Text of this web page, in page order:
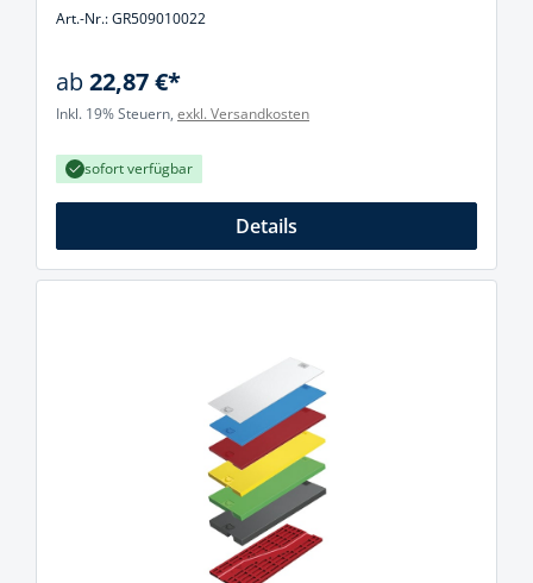
Art.-Nr.: GR509010022
ab22,87 €*
Inkl. 19% Steuern, exkl. Versandkosten
sofort verfügbar
Details